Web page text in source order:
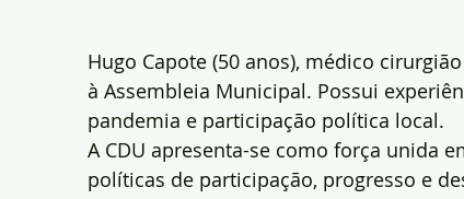
Hugo Capote (50 anos), médico
à Assembleia Municipal. Possui
pandemia e participação política local.
A CDU apresenta-se como força unida
políticas de participação, progresso e